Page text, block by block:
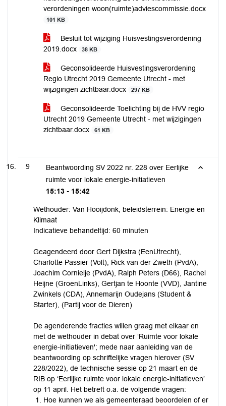
verordeningen woon(ruimte)adviescommissie.docx
101 KB
Besluit tot wijziging Huisvestingsverordening
2019.docx
38 KB
Geconsolideerde Huisvestingsverordening
Regio Utrecht 2019 Gemeente Utrecht - met
wijzigingen zichtbaar.docx
297 KB
Geconsolideerde Toelichting bij de HVV regio
Utrecht 2019 Gemeente Utrecht - met wijzigingen
zichtbaar.docx
61 KB
9
Beantwoording SV 2022 nr. 228 over Eerlijke
ruimte voor lokale energie-initiatieven
15:13 - 15:42
Wethouder: Van Hooijdonk, beleidsterrein: Energie en
Klimaat
Indicatieve behandeltijd: 60 minuten
Geagendeerd door Gert Dijkstra (EenUtrecht),
Charlotte Passier (Volt), Rick van der Zweth (PvdA),
Joachim Cornielje (PvdA), Ralph Peters (D66), Rachel
Heijne (GroenLinks), Gertjan te Hoonte (VVD), Jantine
Zwinkels (CDA), Annemarijn Oudejans (Student &
Starter), (Partij voor de Dieren)
De agenderende fracties willen graag met elkaar en
met de wethouder in debat over ‘Ruimte voor lokale
energie-initiatieven'; mede naar aanleiding van de
beantwoording op schriftelijke vragen hierover (SV
228/2022), de technische sessie op 21 maart en de
RIB op ‘Eerlijke ruimte voor lokale energie-initiatieven’
op 11 april. Het betreft o.a. de volgende vragen:
Hoe kunnen we als gemeenteraad beoordelen of er